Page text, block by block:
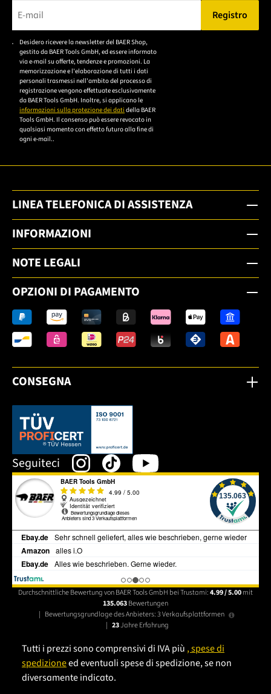
Bitte geben Sie eine gültige E-Mail-Adresse ein.
Registro
Desidero ricevere la newsletter del BAER Shop,
gestito da BAER Tools GmbH, ed essere informato
via e-mail su offerte, tendenze e promozioni. La
memorizzazione e l'elaborazione di tutti i dati
personali trasmessi nell'ambito del processo di
registrazione vengono effettuate esclusivamente
da BAER Tools GmbH. Inoltre, si applicano le
informazioni sulla protezione dei dati della BAER
Tools GmbH. Il consenso può essere revocato in
qualsiasi momento con effetto futuro alla fine di
ogni e-mail..
LINEA TELEFONICA DI ASSISTENZA
INFORMAZIONI
NOTE LEGALI
OPZIONI DI PAGAMENTO
CONSEGNA
Dieser Link öffnet sich in einem neuen Tab.
Seguiteci
Durchschnittliche Bewertung von BAER Tools GmbH bei Trustami:4.99 / 5.00mit
135.063Bewertungen
| Bewertungsgrundlage des Anbieters: 3 Verkaufsplattformen
| 23Jahre Erfahrung
Tutti i prezzi sono comprensivi di IVA più , spese di
spedizioneed eventuali spese di spedizione, se non
diversamente indicato.